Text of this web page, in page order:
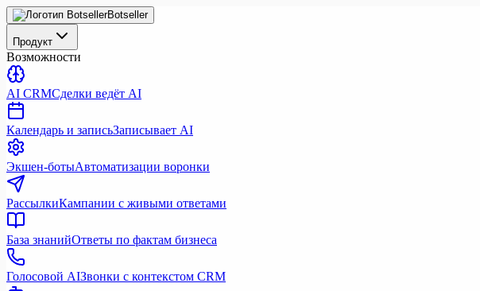
Botseller
Продукт
Возможности
AI CRMСделки ведёт AI
Календарь и записьЗаписывает AI
Экшен-ботыАвтоматизации воронки
РассылкиКампании с живыми ответами
База знанийОтветы по фактам бизнеса
Голосовой AIЗвонки с контекстом CRM